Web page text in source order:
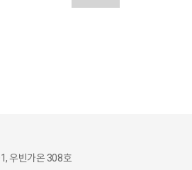
우빈가온 308호